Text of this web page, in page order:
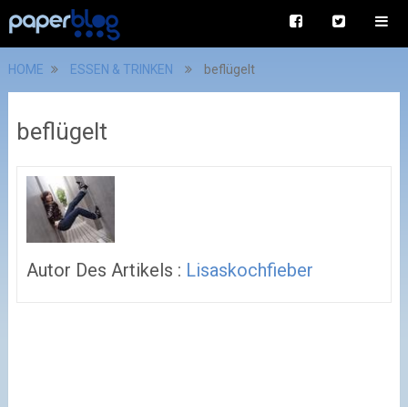
HOME ESSEN & TRINKEN beflügelt
beflügelt
Autor Des Artikels : Lisaskochfieber